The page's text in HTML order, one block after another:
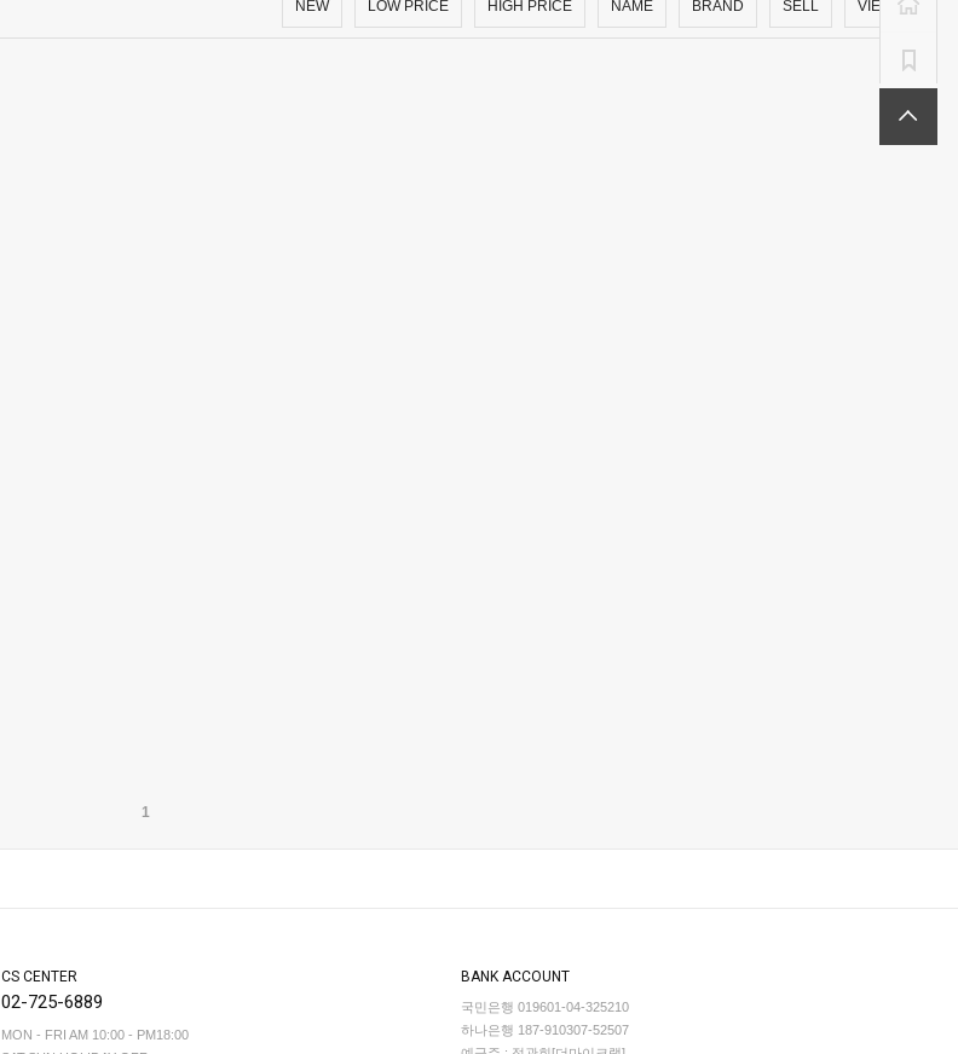
NEW LOW PRICE HIGH PRICE NAME BRAND SELL VIEW
1
CS CENTER
02-725-6889
MON - FRI AM 10:00 - PM18:00
BANK ACCOUNT
국민은행 019601-04-325210
하나은행 187-910307-52507